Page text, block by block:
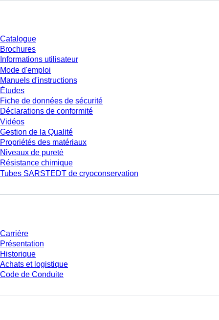
Catalogue
Brochures
Informations utilisateur
Mode d'emploi
Manuels d'instructions
Études
Fiche de données de sécurité
Déclarations de conformité
Vidéos
Gestion de la Qualité
Propriétés des matériaux
Niveaux de pureté
Résistance chimique
Tubes SARSTEDT de cryoconservation
Carrière
Présentation
Historique
Achats et logistique
Code de Conduite